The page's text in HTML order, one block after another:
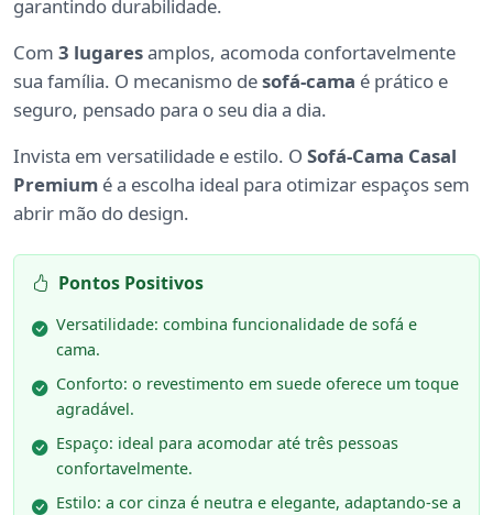
garantindo durabilidade.
Com 3 lugaresamplos, acomoda confortavelmente
sua família. O mecanismo desofá-cama é prático e
seguro, pensado para o seu dia a dia.
Invista em versatilidade e estilo. O Sofá-Cama Casal
Premium é a escolha ideal para otimizar espaços sem
abrir mão do design.
Pontos Positivos
Versatilidade: combina funcionalidade de sofá e
cama.
Conforto: o revestimento em suede oferece um toque
agradável.
Espaço: ideal para acomodar até três pessoas
confortavelmente.
Estilo: a cor cinza é neutra e elegante, adaptando-se a